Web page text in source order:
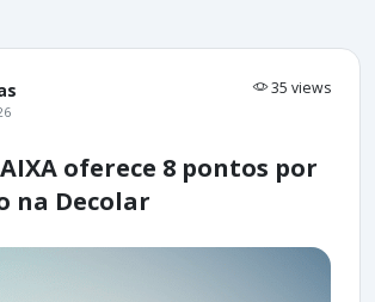
35 views
oferece 8 pontos por
na Decolar